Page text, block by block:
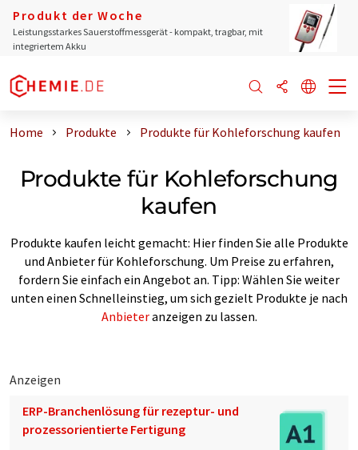
Produkt der Woche
Leistungsstarkes Sauerstoffmessgerät - kompakt, tragbar, mit
integriertem Akku
Home Produkte Produkte für Kohleforschung kaufen
Produkte für Kohleforschung
kaufen
Produkte kaufen leicht gemacht: Hier finden Sie alle Produkte
und Anbieter für Kohleforschung. Um Preise zu erfahren,
fordern Sie einfach ein Angebot an. Tipp: Wählen Sie weiter
unten einen Schnelleinstieg, um sich gezielt Produkte je nach
Anbieteranzeigen zu lassen.
Anzeigen
ERP-Branchenlösung für rezeptur- und
prozessorientierte Fertigung